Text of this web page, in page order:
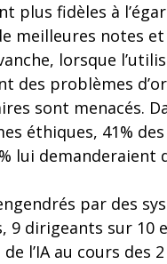
plus fidèles à
meilleures notes
lorsque
des problèmes
sont menacés.
éthiques, 41%
lui
par des
9 dirigeants sur 10
l’IA au cours des